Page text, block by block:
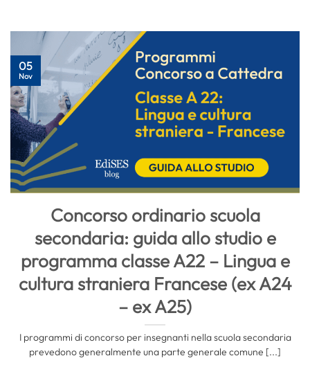
Concorso ordinario scuola
secondaria: guida allo studio e
programma classe A22 – Lingua e
cultura straniera Francese (ex A24
– ex A25)
I programmi di concorso per insegnanti nella scuola secondaria
prevedono generalmente una parte generale comune [...]
05
Nov